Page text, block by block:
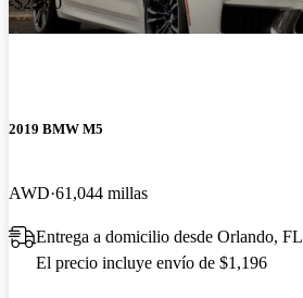
2019 BMW M5
AWD 61,044 millas
Entrega a domicilio desde Orlando, FL
El precio incluye envío de $1,196